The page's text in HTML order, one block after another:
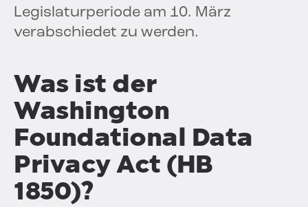
Legislaturperiode am 10. März
verabschiedet zu werden.
Was ist der
Washington
Foundational Data
Privacy Act (HB
1850)?